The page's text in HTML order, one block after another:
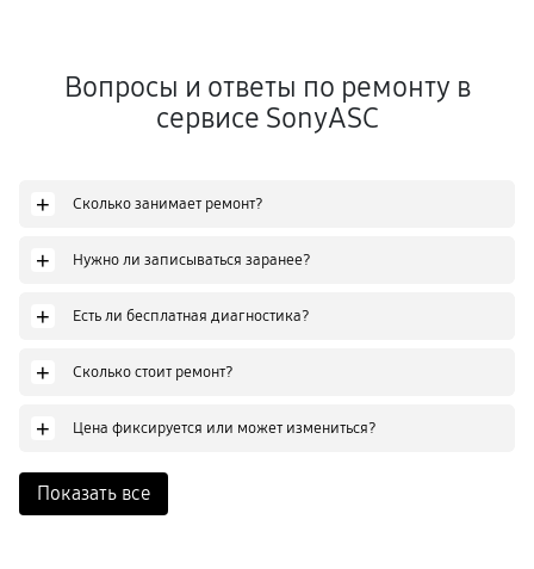
Вопросы и ответы по ремонту в
сервисе SonyASC
+ Сколько занимает ремонт?
+ Нужно ли записываться заранее?
+ Есть ли бесплатная диагностика?
+ Сколько стоит ремонт?
+ Цена фиксируется или может измениться?
Показать все